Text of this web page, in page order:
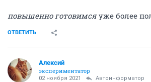
повышенно готовимсяуже более
ОТВЕТИТЬ
Алексий
экспериментатор
02 ноября 2021 Автоинформатор